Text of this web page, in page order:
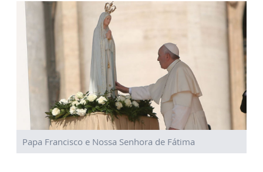
Papa Francisco e Nossa Senhora de Fátima